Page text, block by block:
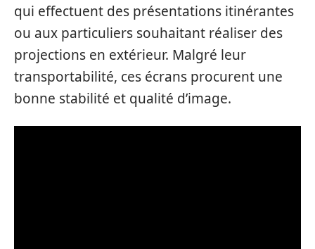
qui effectuent des présentations itinérantes
ou aux particuliers souhaitant réaliser des
projections en extérieur. Malgré leur
transportabilité, ces écrans procurent une
bonne stabilité et qualité d’image.